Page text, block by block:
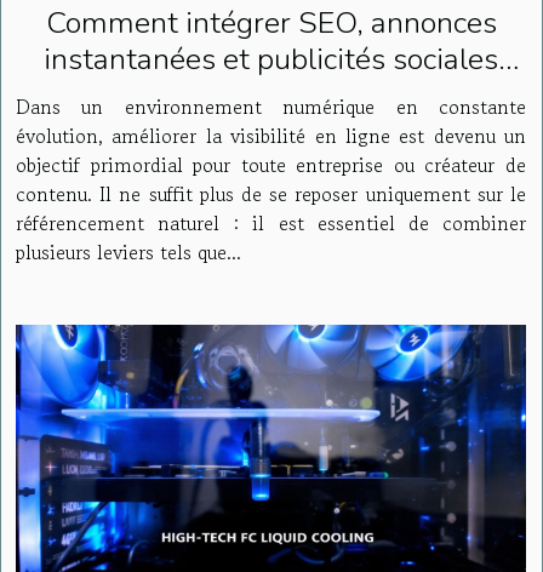
Comment intégrer SEO, annonces
instantanées et publicités sociales
pour maximiser votre visibilité ?
Dans un environnement numérique en constante
évolution, améliorer la visibilité en ligne est devenu un
objectif primordial pour toute entreprise ou créateur de
contenu. Il ne suffit plus de se reposer uniquement sur le
référencement naturel : il est essentiel de combiner
plusieurs leviers tels que...